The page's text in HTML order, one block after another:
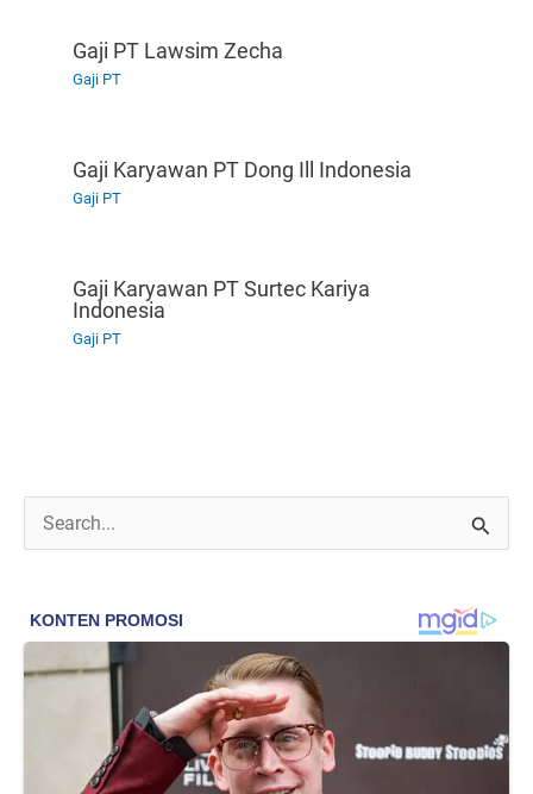
Gaji PT Lawsim Zecha
Gaji PT
Gaji Karyawan PT Dong Ill Indonesia
Gaji PT
Gaji Karyawan PT Surtec Kariya
Indonesia
Gaji PT
a
u